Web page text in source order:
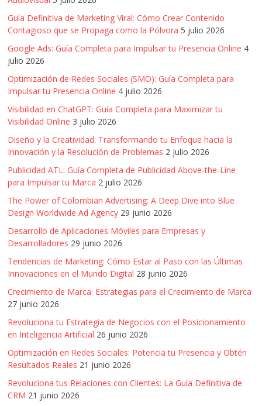
Agencias,
Empresas,
Negocios,
Tendencias,
Trendings,
Dinero,
Economía,
Diseño
Web,
Estrategias
Digitales,
Estrategias
Publicitarias,
Alianzas,
Clientes,
Innovación,
Tecnología,
Noticias,
Artículos,
Gente,
Contenidos
Calidad,
Eventos
de
Marketing,
Mercadotecnia,
Eventos
Guía Definitiva de Marketing Viral: Cómo Crear Contenido
Contagioso que se Propaga como la Pólvora 5 julio 2026
Google Ads: Guía Completa para Impulsar tu Presencia Online 4
julio 2026
Optimización de Redes Sociales (SMO): Guía Completa para
Impulsar tu Presencia Online 4 julio 2026
Visibilidad en ChatGPT: Guía Completa para Maximizar tu
Visibilidad Online 3 julio 2026
Diseño y la Creatividad: Transformando tu Enfoque hacia la
Innovación y la Resolución de Problemas 2 julio 2026
Publicidad ATL: Guía Completa de Publicidad Above-the-Line
para Impulsar tu Marca 2 julio 2026
The Power of Colombian Advertising: A Deep Dive into Blue
Design Worldwide Ad Agency 29 junio 2026
Desarrollo de Aplicaciones Móviles para Empresas y
Desarrolladores 29 junio 2026
Tendencias de Marketing: Cómo Estar al Paso con las Últimas
Innovaciones en el Mundo Digital 28 junio 2026
Crecimiento de Marca: Estrategias para el Crecimiento de Marca
27 junio 2026
Revoluciona tu Estrategia de Negocios con el Posicionamiento
en Inteligencia Artificial 26 junio 2026
Optimización en Redes Sociales: Potencia tu Presencia y Obtén
Resultados Reales 21 junio 2026
Revoluciona tus Relaciones con Clientes: La Guía Definitiva de
CRM 21 junio 2026